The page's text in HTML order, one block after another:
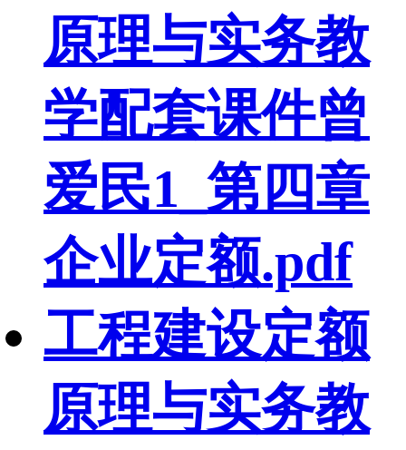
原理与实务教
学配套课件曾
爱民1_第四章
企业定额.pdf
工程建设定额
原理与实务教